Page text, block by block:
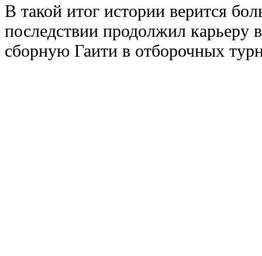
В такой итог истории верится
последствии продолжил
сборную Гаити в отборочных